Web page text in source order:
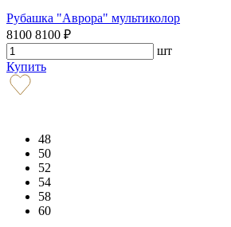
Рубашка "Аврора" мультиколор
8100 8100 ₽
шт
Купить
48
50
52
54
58
60